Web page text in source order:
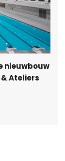
nieuwbouw
Ateliers